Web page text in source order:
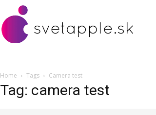
Home Tags Camera test
Tag: camera test